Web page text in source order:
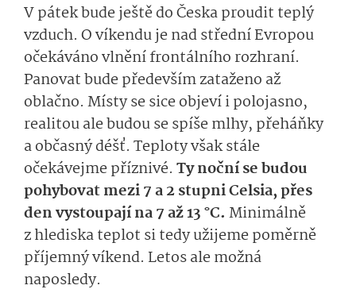
V pátek bude ještě do Česka proudit teplý
vzduch. O víkendu je nad střední Evropou
očekáváno vlnění frontálního rozhraní.
Panovat bude především zataženo až
oblačno. Místy se sice objeví i polojasno,
realitou ale budou se spíše mlhy, přeháňky
a občasný déšť. Teploty však stále
očekávejme příznivé. Ty noční se budou
pohybovat mezi 7 a 2 stupni Celsia, přes
den vystoupají na 7 až 13 °C. Minimálně
z hlediska teplot si tedy užijeme poměrně
příjemný víkend. Letos ale možná
naposledy.